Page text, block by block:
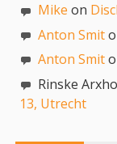
Mike on
Anton Smit
Anton Smit
Rinske
13, Utrecht